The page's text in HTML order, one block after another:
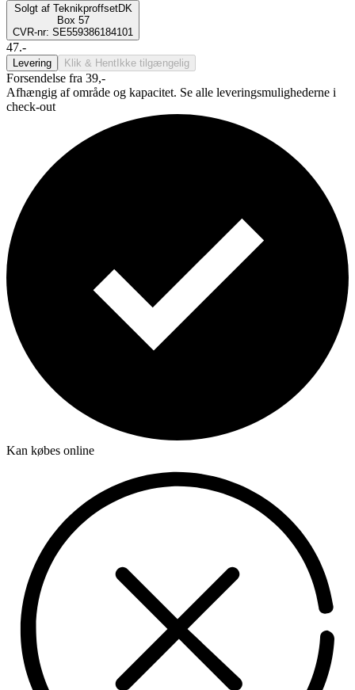
Solgt af TeknikproffsetDK
Box 57
CVR-nr: SE559386184101
47.-
Levering Klik & Hent Ikke tilgængelig
Forsendelse fra 39,-
Afhængig af område og kapacitet. Se alle leveringsmulighederne i
check-out
Kan købes online